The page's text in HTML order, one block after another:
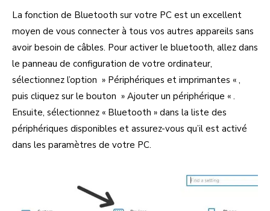
La fonction de Bluetooth sur votre PC est un excellent
moyen de vous connecter à tous vos autres appareils sans
avoir besoin de câbles. Pour activer le bluetooth, allez dans
le panneau de configuration de votre ordinateur,
sélectionnez l’option » Périphériques et imprimantes « ,
puis cliquez sur le bouton » Ajouter un périphérique « .
Ensuite, sélectionnez « Bluetooth » dans la liste des
périphériques disponibles et assurez-vous qu’il est activé
dans les paramètres de votre PC.